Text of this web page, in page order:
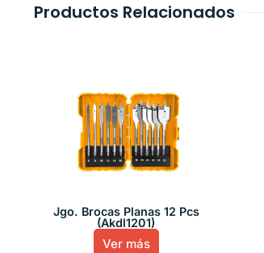
Productos Relacionados
Jgo. Brocas Planas 12 Pcs
(Akdl1201)
Ver más